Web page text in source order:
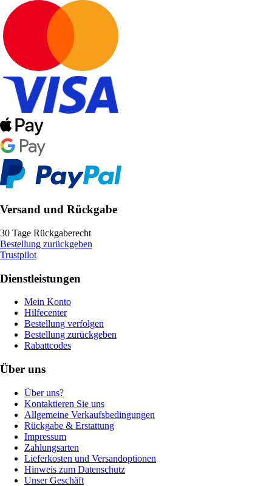
Versand und Rückgabe
30 Tage Rückgaberecht
Bestellung zurückgeben
Trustpilot
Dienstleistungen
Mein Konto
Hilfecenter
Bestellung verfolgen
Bestellung zurückgeben
Rabattcodes
Über uns
Über uns?
Kontaktieren Sie uns
Allgemeine Verkaufsbedingungen
Rückgabe & Erstattung
Impressum
Zahlungsarten
Lieferkosten und Versandoptionen
Hinweis zum Datenschutz
Unser Geschäft